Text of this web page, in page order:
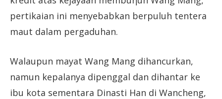
pertikaian ini menyebabkan berpuluh tentera
maut dalam pergaduhan.
Walaupun mayat Wang Mang dihancurkan,
namun kepalanya dipenggal dan dihantar ke
ibu kota sementara Dinasti Han di Wancheng,